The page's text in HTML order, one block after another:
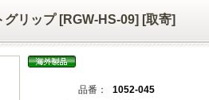
リップ [RGW-HS-09] [取寄]
品番：
1052-045